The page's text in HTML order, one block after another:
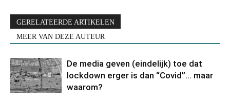
GERELATEERDE ARTIKELEN
MEER VAN DEZE AUTEUR
De media geven (eindelijk) toe dat
lockdown erger is dan “Covid”… maar
waarom?